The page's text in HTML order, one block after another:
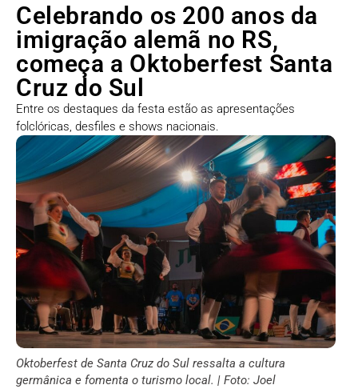
Celebrando os 200 anos da
imigração alemã no RS,
começa a Oktoberfest Santa
Cruz do Sul
Entre os destaques da festa estão as apresentações
folclóricas, desfiles e shows nacionais.
Oktoberfest de Santa Cruz do Sul ressalta a cultura
germânica e fomenta o turismo local. | Foto: Joel